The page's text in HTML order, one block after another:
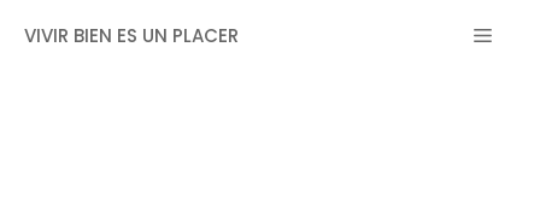
VIVIR BIEN ES UN PLACER MENÚ